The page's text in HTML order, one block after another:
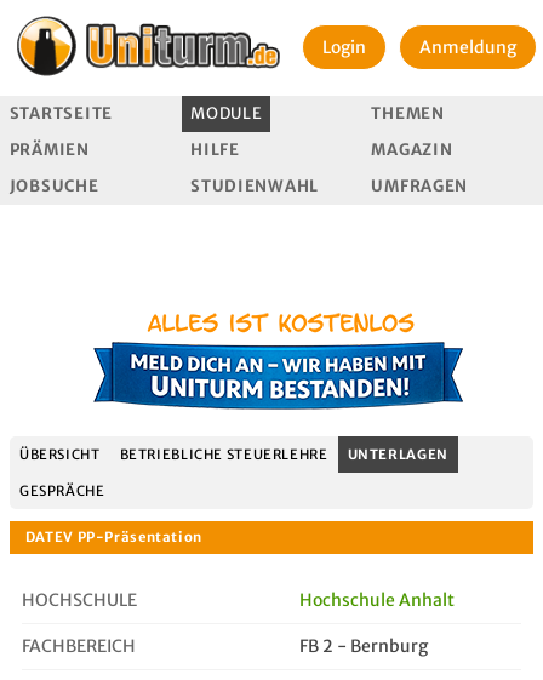
Login Anmeldung
STARTSEITE MODULE
THEMEN
PRÄMIEN
HILFE
MAGAZIN
JOBSUCHE
STUDIENWAHL UMFRAGEN
ÜBERSICHT BETRIEBLICHE STEUERLEHRE UNTERLAGEN
GESPRÄCHE
HOCHSCHULE Hochschule Anhalt
FACHBEREICH FB 2 - Bernburg